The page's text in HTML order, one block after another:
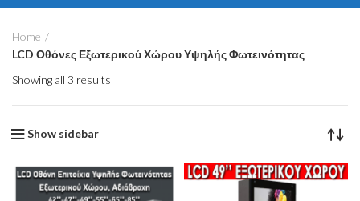
Home
LCD Οθόνες Εξωτερικού Χώρου Υψηλής Φωτεινότητας
Showing all 3 results
Show sidebar